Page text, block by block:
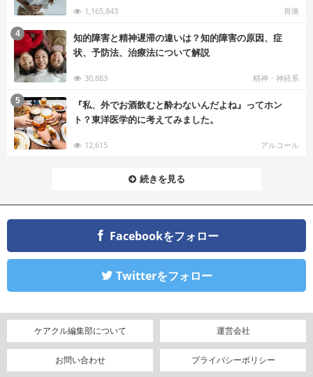
1,165,843 胃痛
知的障害と精神遅滞の違いは？知的障害の原因、症
状、予防法、治療法について解説
30,883 精神・神経系
4
『私、外でお酒飲むと酔わないんだよね』ってホン
ト？東洋医学的に考えてみました。
12,615 アルコール
5
続きを見る
Facebookをフォロー
Twitterをフォロー
ケアクル編集部について 運営会社
お問い合わせ プライバシーポリシー